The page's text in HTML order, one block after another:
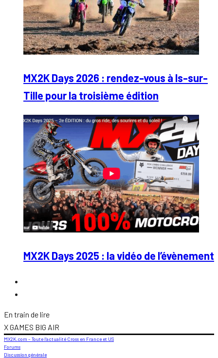
MX2K Days 2026 : rendez-vous à Is-sur-
Tille pour la troisième édition
MX2K Days 2025 : la vidéo de l’évènement
En train de lire
X GAMES BIG AIR
MX2K.com – Toute l’actualité Cross en France et US
Forums
Discussion générale